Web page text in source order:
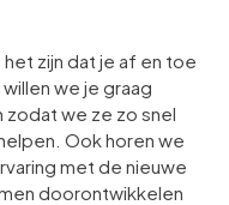
het zijn dat je af en toe
we je graag
we ze zo snel
Ook horen we
met de nieuwe
doorontwikkelen